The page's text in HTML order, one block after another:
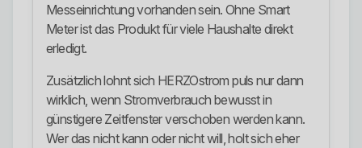
Messeinrichtung vorhanden sein. Ohne Smart
Meter ist das Produkt für viele Haushalte direkt
erledigt.
Zusätzlich lohnt sich HERZOstrom puls nur dann
wirklich, wenn Stromverbrauch bewusst in
günstigere Zeitfenster verschoben werden kann.
Wer das nicht kann oder nicht will, holt sich eher